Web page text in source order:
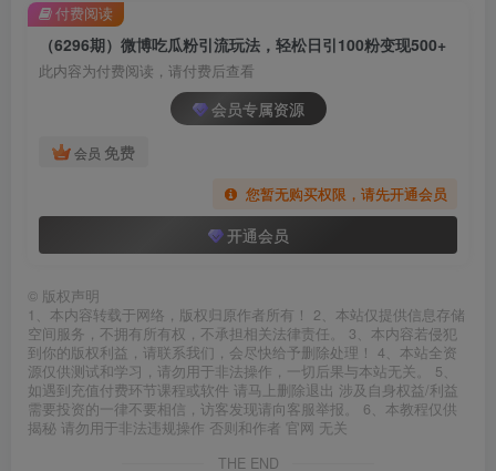
（6296期）微博吃瓜粉引流玩法，轻松日引100粉变现500+
此内容为付费阅读，请付费后查看
会员专属资源
会员 免费
您暂无购买权限，请先开通会员
开通会员
付费阅读
© 版权声明
1、本内容转载于网络，版权归原作者所有！ 2、本站仅提供信息存储
空间服务，不拥有所有权，不承担相关法律责任。 3、本内容若侵犯
到你的版权利益，请联系我们，会尽快给予删除处理！ 4、本站全资
源仅供测试和学习，请勿用于非法操作，一切后果与本站无关。 5、
如遇到充值付费环节课程或软件 请马上删除退出 涉及自身权益/利益
需要投资的一律不要相信，访客发现请向客服举报。 6、本教程仅供
揭秘 请勿用于非法违规操作 否则和作者 官网 无关
THE END